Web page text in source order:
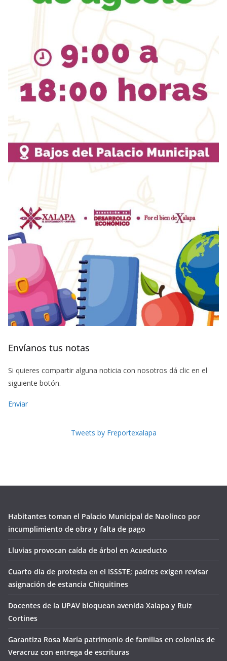
Envíanos tus notas
Si quieres compartir alguna noticia con nosotros dá clic en el
siguiente botón.
Enviar
Tweets by Freportexalapa
Habitantes toman el Palacio Municipal de Naolinco por
incumplimiento de obra y falta de pago
Lluvias provocan caída de árbol en Acueducto
Cuarto día de protesta en el ISSSTE; padres exigen revisar
asignación de estancia Chiquitines
Docentes de la UPAV bloquean avenida Xalapa y Ruíz
Cortines
Garantiza Rosa María patrimonio de familias en colonias de
Veracruz con entrega de escrituras